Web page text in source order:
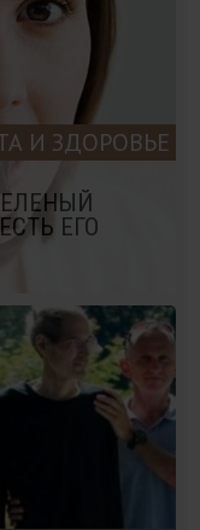
И ЗДОРОВЬЕ
ЕГО